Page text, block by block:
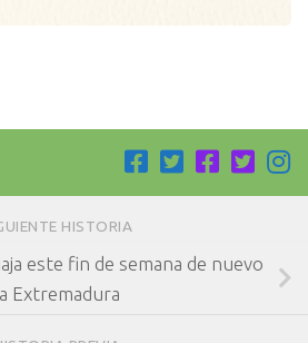
HISTORIA
este fin de semana de nuevo
a Extremadura